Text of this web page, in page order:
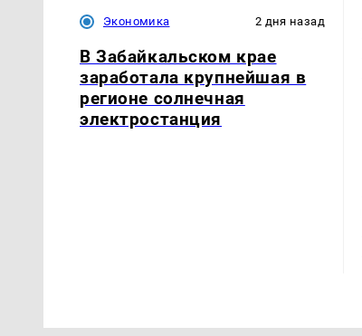
Экономика 2 дня назад
В Забайкальском крае
заработала крупнейшая в
регионе солнечная
электростанция